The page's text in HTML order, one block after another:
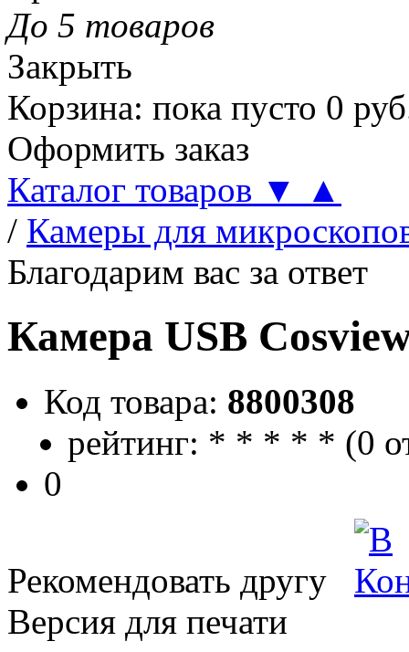
До 5 товаров
Закрыть
Корзина: пока пусто 0
Оформить заказ
Каталог товаров ▼
▲
/ Камеры для
Благодарим вас за ответ
Камера USB
Код товара: 8800308
рейтинг: * * * * * (0
0
Рекомендовать другу
Версия для печати